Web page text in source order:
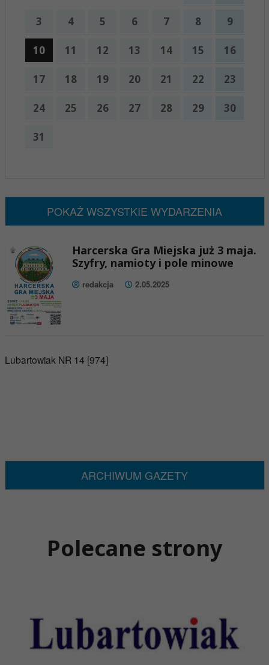
3 4 5 6 7 8 9
10 11 12 13 14 15 16
17 18 19 20 21 22 23
24 25 26 27 28 29 30
31
POKAŻ WSZYSTKIE WYDARZENIA
Harcerska Gra Miejska już 3 maja.
Szyfry, namioty i pole minowe
redakcja 2.05.2025
Lubartowiak NR 14 [974]
ARCHIWUM GAZETY
Polecane strony